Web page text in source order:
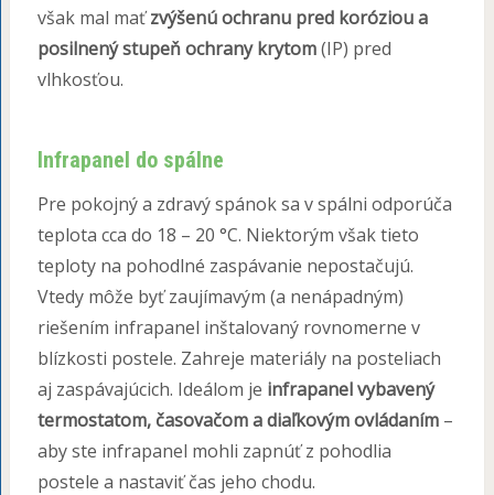
však mal maťzvýšenú ochranu pred koróziou a
posilnený stupeň ochrany krytom(IP) pred
vlhkosťou.
Infrapanel do spálne
Pre pokojný a zdravý spánok sa v spálni odporúča
teplota cca do 18 – 20 °C. Niektorým však tieto
teploty na pohodlné zaspávanie nepostačujú.
Vtedy môže byť zaujímavým (a nenápadným)
riešením infrapanel inštalovaný rovnomerne v
blízkosti postele. Zahreje materiály na posteliach
aj zaspávajúcich. Ideálom je infrapanel vybavený
termostatom, časovačom a diaľkovým ovládaním–
aby ste infrapanel mohli zapnúť z pohodlia
postele a nastaviť čas jeho chodu.